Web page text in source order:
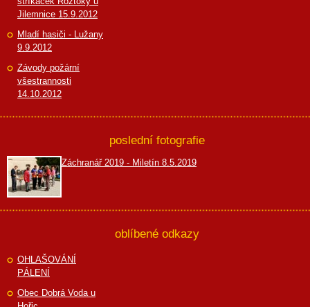
Jilemnice 15.9.2012
Mladí hasiči - Lužany
9.9.2012
Závody požární
všestrannosti
14.10.2012
poslední fotografie
Záchranář 2019 - Miletín 8.5.2019
oblíbené odkazy
OHLAŠOVÁNÍ
PÁLENÍ
Obec Dobrá Voda u